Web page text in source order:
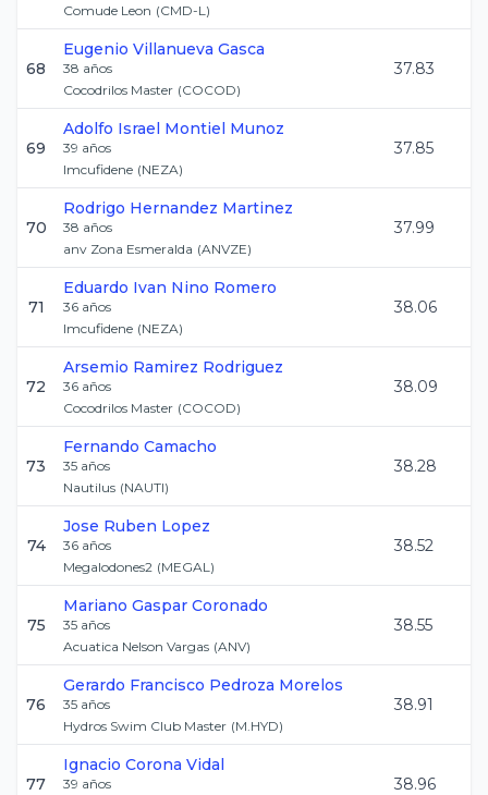
Comude Leon (CMD-L)
68
Eugenio Villanueva Gasca
38 años
Cocodrilos Master (COCOD)
37.83
69
Adolfo Israel Montiel Munoz
39 años
Imcufidene (NEZA)
37.85
70
Rodrigo Hernandez Martinez
38 años
anv Zona Esmeralda (ANVZE)
37.99
71
Eduardo Ivan Nino Romero
36 años
Imcufidene (NEZA)
38.06
72
Arsemio Ramirez Rodriguez
36 años
Cocodrilos Master (COCOD)
38.09
73
Fernando Camacho
35 años
Nautilus (NAUTI)
38.28
74
Jose Ruben Lopez
36 años
Megalodones2 (MEGAL)
38.52
75
Mariano Gaspar Coronado
35 años
Acuatica Nelson Vargas (ANV)
38.55
76
Gerardo Francisco Pedroza Morelos
35 años
Hydros Swim Club Master (M.HYD)
38.91
77
Ignacio Corona Vidal
39 años
38.96